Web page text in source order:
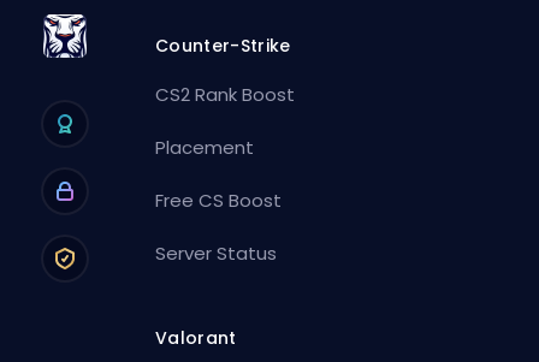
Counter-Strike
CS2 Rank Boost
Placement
Free CS Boost
Server Status
Valorant